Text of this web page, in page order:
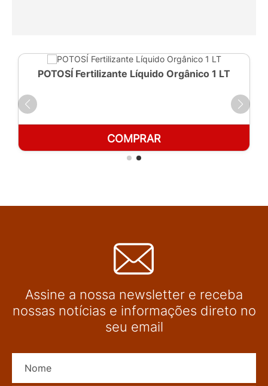
POTOSÍ Fertilizante Líquido Orgânico 1 LT
COMPRAR
Assine a nossa newsletter e receba
nossas notícias e informações direto no
seu email